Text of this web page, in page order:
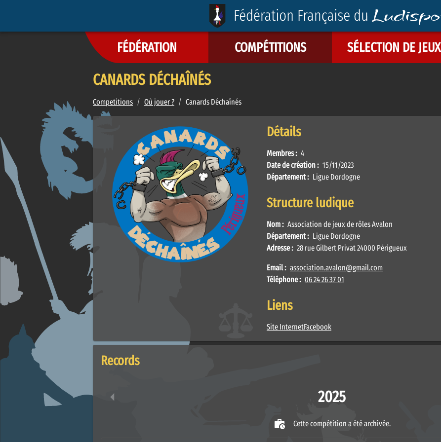
FÉDÉRATION COMPÉTITIONS SÉLECTION DE JEUX
CANARDS DÉCHAÎNÉS
Competitions / Où jouer ? / Canards Déchaînés
Détails
Membres : 4
Date de création : 15/11/2023
Département : Ligue Dordogne
Structure ludique
Nom : Association de jeux de rôles Avalon
Département : Ligue Dordogne
Adresse : 28 rue Gilbert Privat 24000 Périgueux
Email : association.avalon@gmail.com
Téléphone : 06 24 26 37 01
Liens
Site InternetFacebook
Records
2025
Cette compétition a été archivée.